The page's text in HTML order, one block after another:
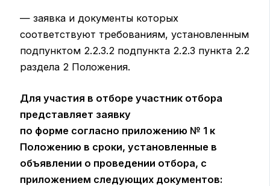
— заявка и документы которых
соответствуют требованиям, установленным
подпунктом 2.2.3.2 подпункта 2.2.3 пункта 2.2
раздела 2 Положения.
Для участия в отборе участник отбора
представляет заявку
по форме согласно приложению № 1 к
Положению в сроки, установленные в
объявлении о проведении отбора, с
приложением следующих документов: